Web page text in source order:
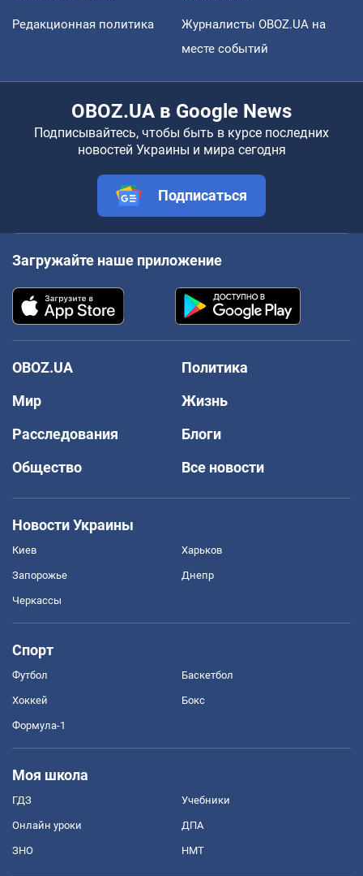
Редакционная политика
Журналисты OBOZ.UA на
месте событий
OBOZ.UA в Google News
Подписывайтесь, чтобы быть в курсе последних
новостей Украины и мира сегодня
Подписаться
Загружайте наше приложение
OBOZ.UA
Политика
Мир
Жизнь
Расследования
Блоги
Общество
Все новости
Новости Украины
Киев Харьков
Запорожье Днепр
Черкассы
Спорт
Футбол Баскетбол
Хоккей Бокс
Формула-1
Моя школа
ГДЗ Учебники
Онлайн уроки ДПА
ЗНО НМТ